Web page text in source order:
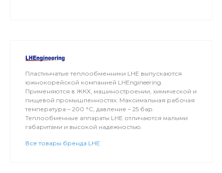
Пластинчатые теплообменники LHE выпускаются
южнокорейской компанией LHEngineering.
Применяются в ЖКХ, машиностроении, химической и
пищевой промышленностях. Максимальная рабочая
температура – 200 °C, давление – 25 бар.
Теплообменные аппараты LHE отличаются малыми
габаритами и высокой надежностью.
Все товары бренда LHE